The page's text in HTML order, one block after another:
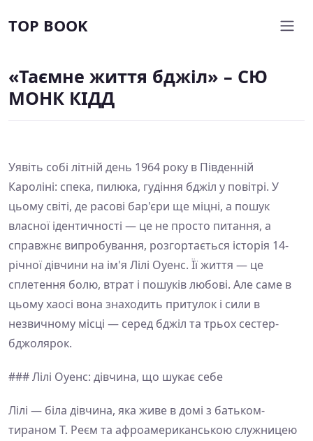
TOP BOOK
«Таємне життя бджіл» – СЮ
МОНК КІДД
Уявіть собі літній день 1964 року в Південній
Кароліні: спека, пилюка, гудіння бджіл у повітрі. У
цьому світі, де расові бар'єри ще міцні, а пошук
власної ідентичності — це не просто питання, а
справжнє випробування, розгортається історія 14-
річної дівчини на ім'я Лілі Оуенс. Її життя — це
сплетення болю, втрат і пошуків любові. Але саме в
цьому хаосі вона знаходить притулок і сили в
незвичному місці — серед бджіл та трьох сестер-
бджолярок.
### Лілі Оуенс: дівчина, що шукає себе
Лілі — біла дівчина, яка живе в домі з батьком-
тираном Т. Реєм та афроамериканською служницею